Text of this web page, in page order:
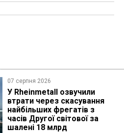
07 серпня 2026
У Rheinmetall озвучили
втрати через скасування
найбільших фрегатів з
часів Другої світової за
шалені 18 млрд